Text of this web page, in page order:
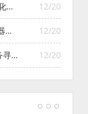
12/20
智
12/20
系
12/20
找